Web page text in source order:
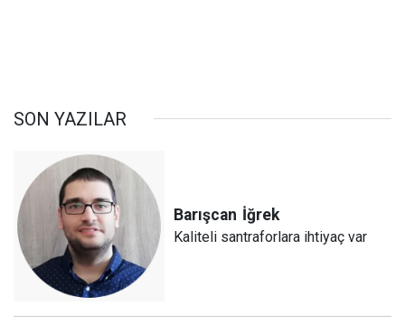
SON YAZILAR
Barışcan İğrek
Kaliteli santraforlara ihtiyaç var